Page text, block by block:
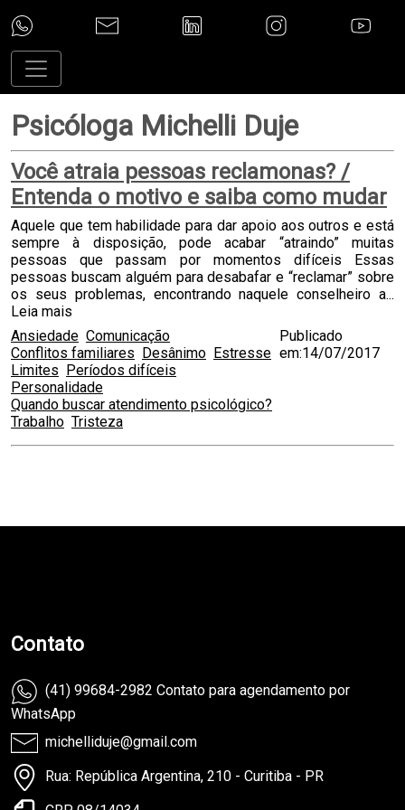
Psicóloga Michelli Duje
Você atraia pessoas reclamonas? /
Entenda o motivo e saiba como mudar
Aquele que tem habilidade para dar apoio aos outros e está
sempre à disposição, pode acabar “atraindo” muitas
pessoas que passam por momentos difíceis Essas
pessoas buscam alguém para desabafar e “reclamar” sobre
os seus problemas, encontrando naquele conselheiro a...
Leia mais
Ansiedade Comunicação
Conflitos familiares Desânimo Estresse
Limites Períodos difíceis
Personalidade
Quando buscar atendimento psicológico?
Trabalho Tristeza
Publicado
em:14/07/2017
Contato
(41) 99684-2982 Contato para agendamento por
WhatsApp
michelliduje@gmail.com
Rua: República Argentina, 210 - Curitiba - PR